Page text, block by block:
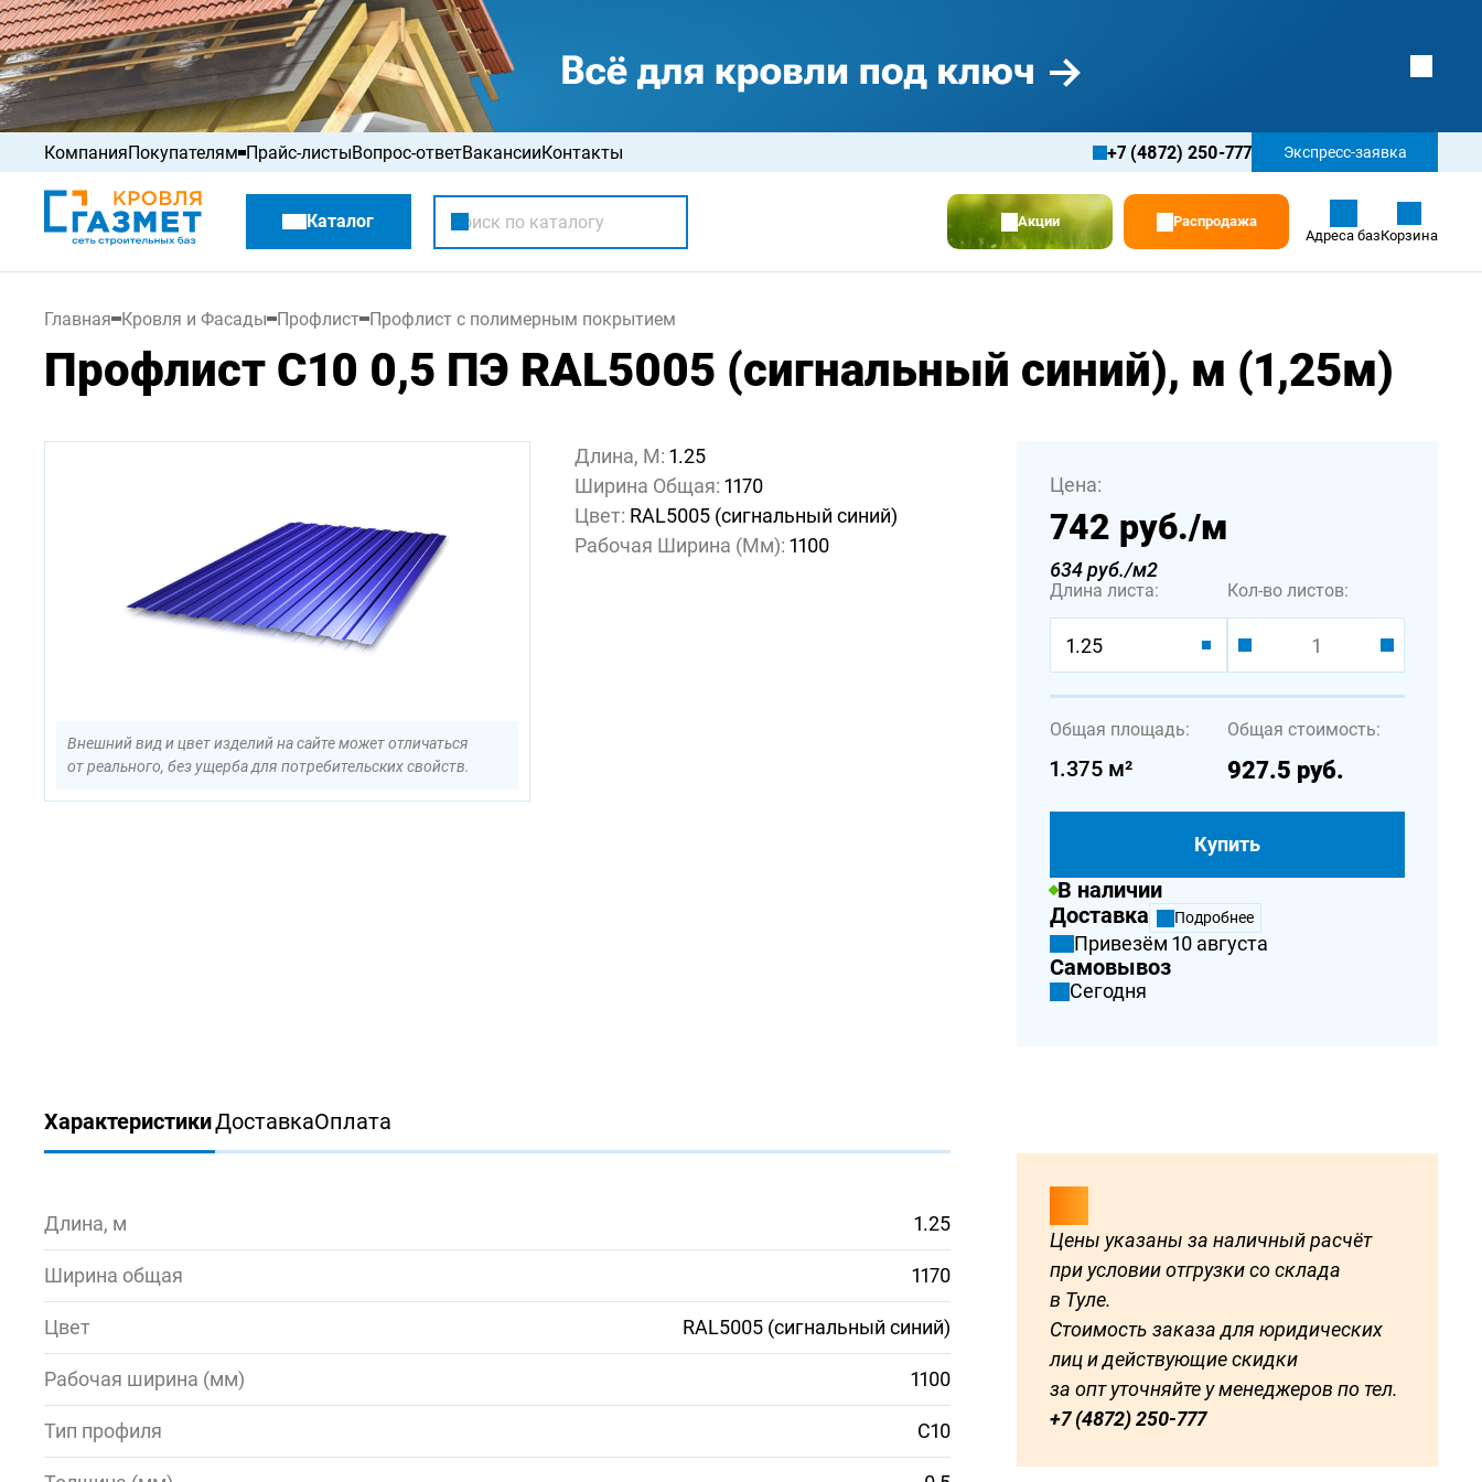
КомпанияПокупателям
Акции
Распродажа
Прайс-листыВопрос-ответВакансииКонтакты +7 (4872) 250-777 Экспресс-заявка
Каталог Акции
Распродажа
Адреса базКорзина
Главная Кровля и Фасады Профлист Профлист с полимерным покрытием
Профлист С10 0,5 ПЭ RAL5005 (сигнальный синий), м (1,25м)
Внешний вид и цвет изделий на сайте может отличаться
от реального, без ущерба для потребительских свойств.
Длина, М: 1.25
Ширина Общая: 1170
Цвет: RAL5005 (сигнальный синий)
Рабочая Ширина (мм): 1100
Цена:
742 руб./м
634 руб./м2
Длина листа:
1.25
Кол-во листов:
Общая площадь:
1.375 м²
Общая стоимость:
927.5 руб.
Купить
В наличии
Доставка
Подробнее
Привезём 10 августа
Самовывоз
Сегодня
ХарактеристикиДоставкаОплата
Длина, м 1.25
Ширина общая 1170
Цвет RAL5005 (сигнальный синий)
Рабочая ширина (мм) 1100
Тип профиля С10
Цены указаны за наличный расчёт
при условии отгрузки со склада
в Туле.
Стоимость заказа для юридических
лиц и действующие скидки
за опт уточняйте у менеджеров по тел.
+7 (4872) 250-777